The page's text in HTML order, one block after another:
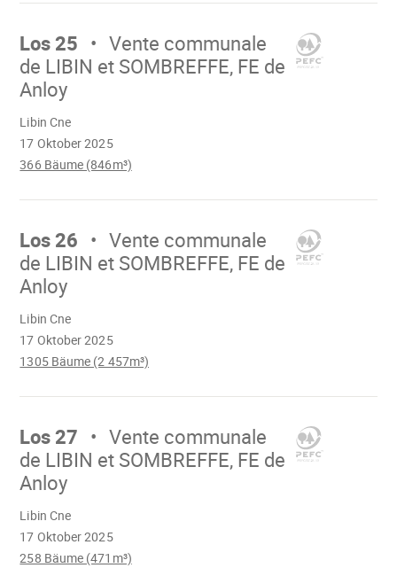
Mach
Los 25
Vente communale
de LIBIN et SOMBREFFE, FE de
Anloy
17 Oktober 2025
Libin Cne
366 Bäume (846m³)
Mach
Los 26
Vente communale
de LIBIN et SOMBREFFE, FE de
Anloy
17 Oktober 2025
Libin Cne
1305 Bäume (2 457m³)
Mach
Los 27
Vente communale
de LIBIN et SOMBREFFE, FE de
Anloy
17 Oktober 2025
Libin Cne
258 Bäume (471m³)